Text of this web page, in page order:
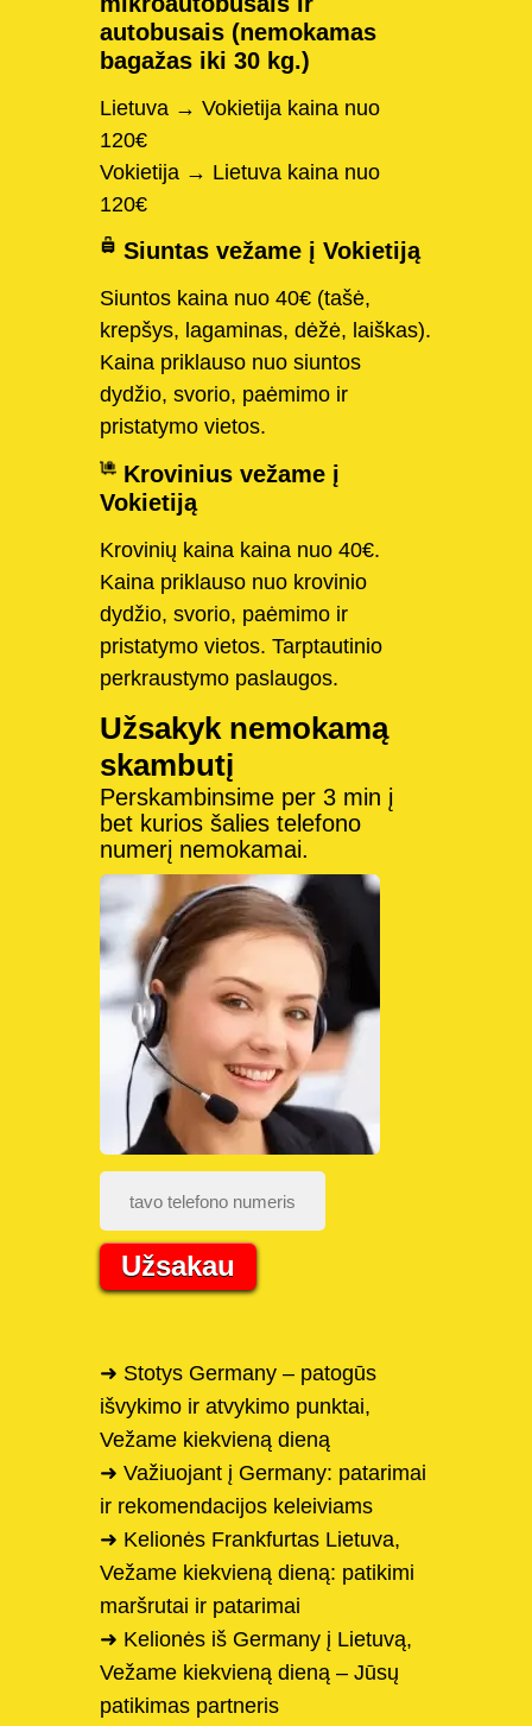
autobusais (nemokamas
bagažas iki 30 kg.)
Lietuva → Vokietija kaina nuo
120€
Vokietija → Lietuva kaina nuo
120€
Siuntas vežame į Vokietiją
Siuntos kaina nuo 40€ (tašė,
krepšys, lagaminas, dėžė, laiškas).
Kaina priklauso nuo siuntos
dydžio, svorio, paėmimo ir
pristatymo vietos.
Krovinius vežame į
Vokietiją
Krovinių kaina kaina nuo 40€.
Kaina priklauso nuo krovinio
dydžio, svorio, paėmimo ir
pristatymo vietos. Tarptautinio
perkraustymo paslaugos.
Užsakyk nemokamą
skambutį
Perskambinsime per 3 min į
bet kurios šalies telefono
numerį nemokamai.
Užsakau
➜ Stotys Germany – patogūs
išvykimo ir atvykimo punktai,
Vežame kiekvieną dieną
➜ Važiuojant į Germany: patarimai
ir rekomendacijos keleiviams
➜ Kelionės Frankfurtas Lietuva,
Vežame kiekvieną dieną: patikimi
maršrutai ir patarimai
➜ Kelionės iš Germany į Lietuvą,
Vežame kiekvieną dieną – Jūsų
patikimas partneris